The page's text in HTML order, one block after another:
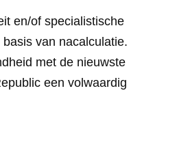
en/of specialistische
van nacalculatie.
met de nieuwste
een volwaardig